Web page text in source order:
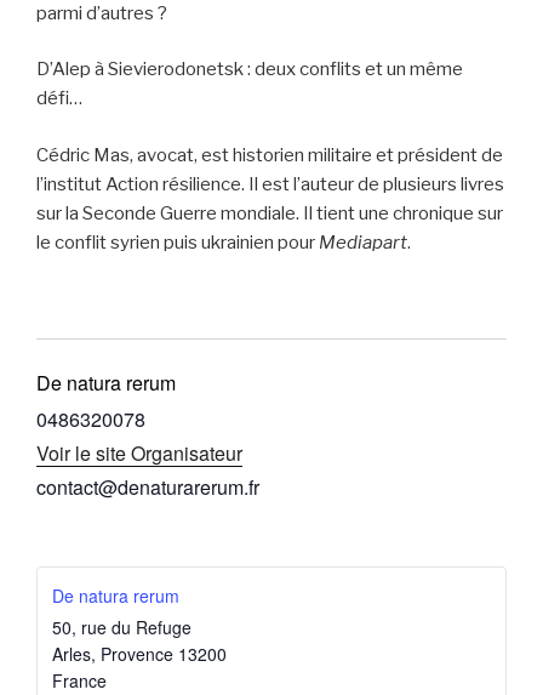
parmi d’autres ?
D’Alep à Sievierodonetsk : deux conflits et un même
défi…
Cédric Mas, avocat, est historien militaire et président de
l’institut Action résilience. Il est l’auteur de plusieurs livres
sur la Seconde Guerre mondiale. Il tient une chronique sur
le conflit syrien puis ukrainien pour Mediapart.
De natura rerum
0486320078
Voir le site Organisateur
contact@denaturarerum.fr
De natura rerum
50, rue du Refuge
Arles, Provence 13200
France